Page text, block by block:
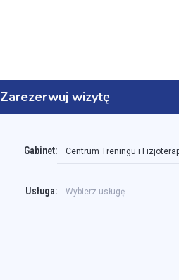
Zarezerwuj wizytę
Gabinet: Centrum Treningu i
Usługa: Wybierz usługę